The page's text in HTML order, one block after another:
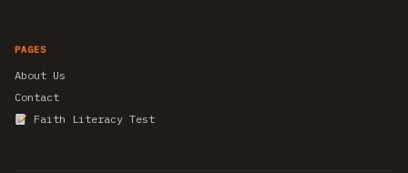
PAGES
About Us
Contact
Faith Literacy Test